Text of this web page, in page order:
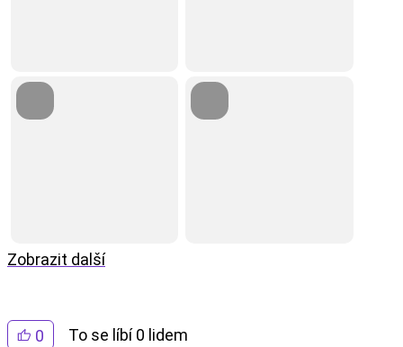
0 To se líbí 0 lidem
Zobrazit další